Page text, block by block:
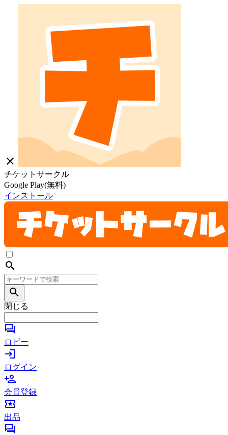
close
チケットサークル
Google Play(無料)
インストール
search
search
閉じる
forum
ロビー
login
ログイン
person_add
会員登録
local_activity
出品
forum